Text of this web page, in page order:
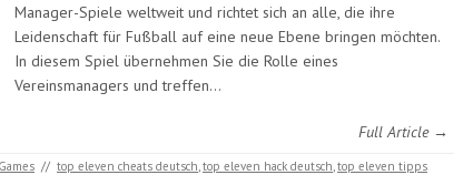
Manager-Spiele weltweit und richtet sich an alle, die ihre
Leidenschaft für Fußball auf eine neue Ebene bringen möchten.
In diesem Spiel übernehmen Sie die Rolle eines
Vereinsmanagers und treffen…
Full Article →
// top eleven cheats deutsch top eleven hack deutsch top eleven tipps